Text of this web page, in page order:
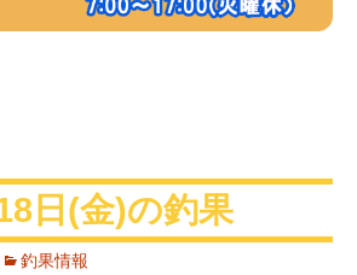
日(金)の釣果
釣果情報